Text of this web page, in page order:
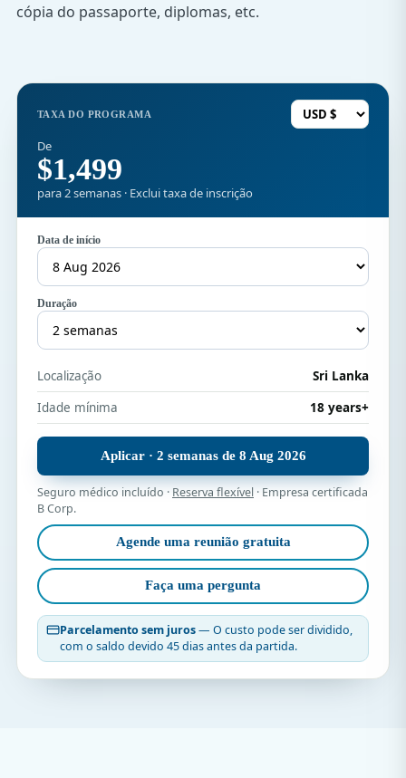
cópia do passaporte, diplomas, etc.
TAXA DO PROGRAMA
De
$1,499
para 2 semanas · Exclui taxa de inscrição
Data de início
Duração
Localização
Sri Lanka
Idade mínima
18 years+
Aplicar · 2 semanas de 8 Aug 2026
Seguro médico incluído · Reserva flexível · Empresa certificada
B Corp.
Agende uma reunião gratuita
Faça uma pergunta
Parcelamento sem juros— O custo pode ser dividido,
com o saldo devido 45 dias antes da partida.